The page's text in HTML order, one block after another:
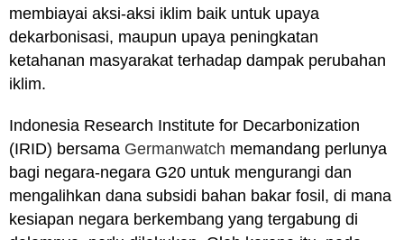
membiayai aksi-aksi iklim baik untuk upaya
dekarbonisasi, maupun upaya peningkatan
ketahanan masyarakat terhadap dampak perubahan
iklim.
Indonesia Research Institute for Decarbonization
(IRID) bersama Germanwatch memandang perlunya
bagi negara-negara G20 untuk mengurangi dan
mengalihkan dana subsidi bahan bakar fosil, di mana
kesiapan negara berkembang yang tergabung di